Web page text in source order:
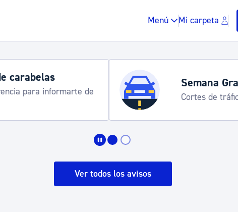
Menú Mi carpeta
Espacio público,
carabelas
para informarte de
Semana
Cortes de
Ver todos los avisos